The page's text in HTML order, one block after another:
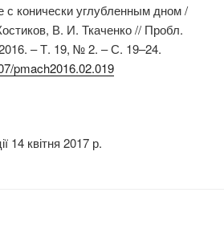
с конически углубленным дном /
В. И. Ткаченко // Пробл.
– Т. 19, № 2. – С. 19–24.
pmach2016.02.019
14 квітня 2017 р.